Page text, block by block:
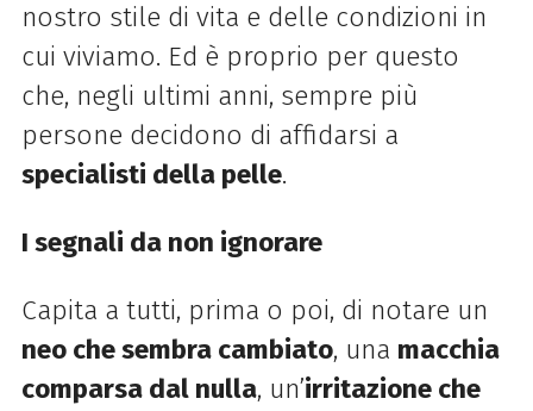
nostro stile di vita e delle condizioni in
cui viviamo. Ed è proprio per questo
che, negli ultimi anni, sempre più
persone decidono di affidarsi a
specialisti della pelle.
I segnali da non ignorare
Capita a tutti, prima o poi, di notare un
neo che sembra cambiato, una macchia
comparsa dal nulla, un’irritazione che